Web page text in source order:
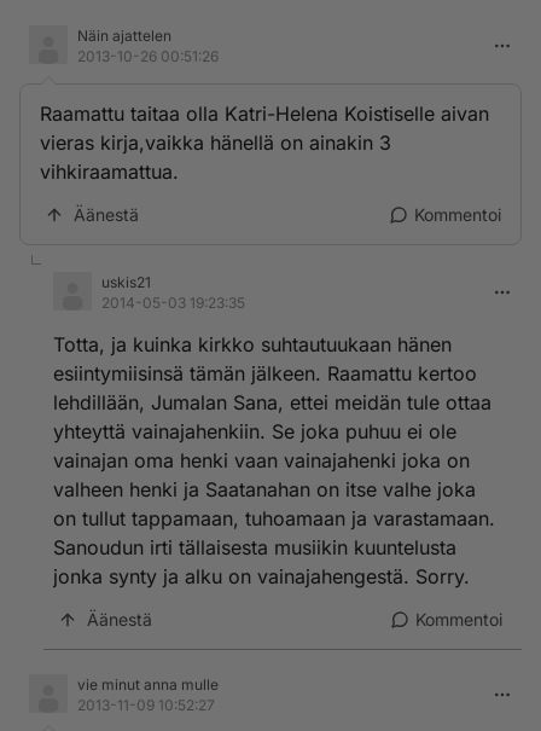
Näin ajattelen
2013-10-26 00:51:26
Raamattu taitaa olla Katri-Helena Koistiselle aivan
vieras kirja,vaikka hänellä on ainakin 3
vihkiraamattua.
Äänestä Kommentoi
uskis21
2014-05-03 19:23:35
Totta, ja kuinka kirkko suhtautuukaan hänen
esiintymiisinsä tämän jälkeen. Raamattu kertoo
lehdillään, Jumalan Sana, ettei meidän tule ottaa
yhteyttä vainajahenkiin. Se joka puhuu ei ole
vainajan oma henki vaan vainajahenki joka on
valheen henki ja Saatanahan on itse valhe joka
on tullut tappamaan, tuhoamaan ja varastamaan.
Sanoudun irti tällaisesta musiikin kuuntelusta
jonka synty ja alku on vainajahengestä. Sorry.
Äänestä Kommentoi
vie minut anna mulle
2013-11-09 10:52:27